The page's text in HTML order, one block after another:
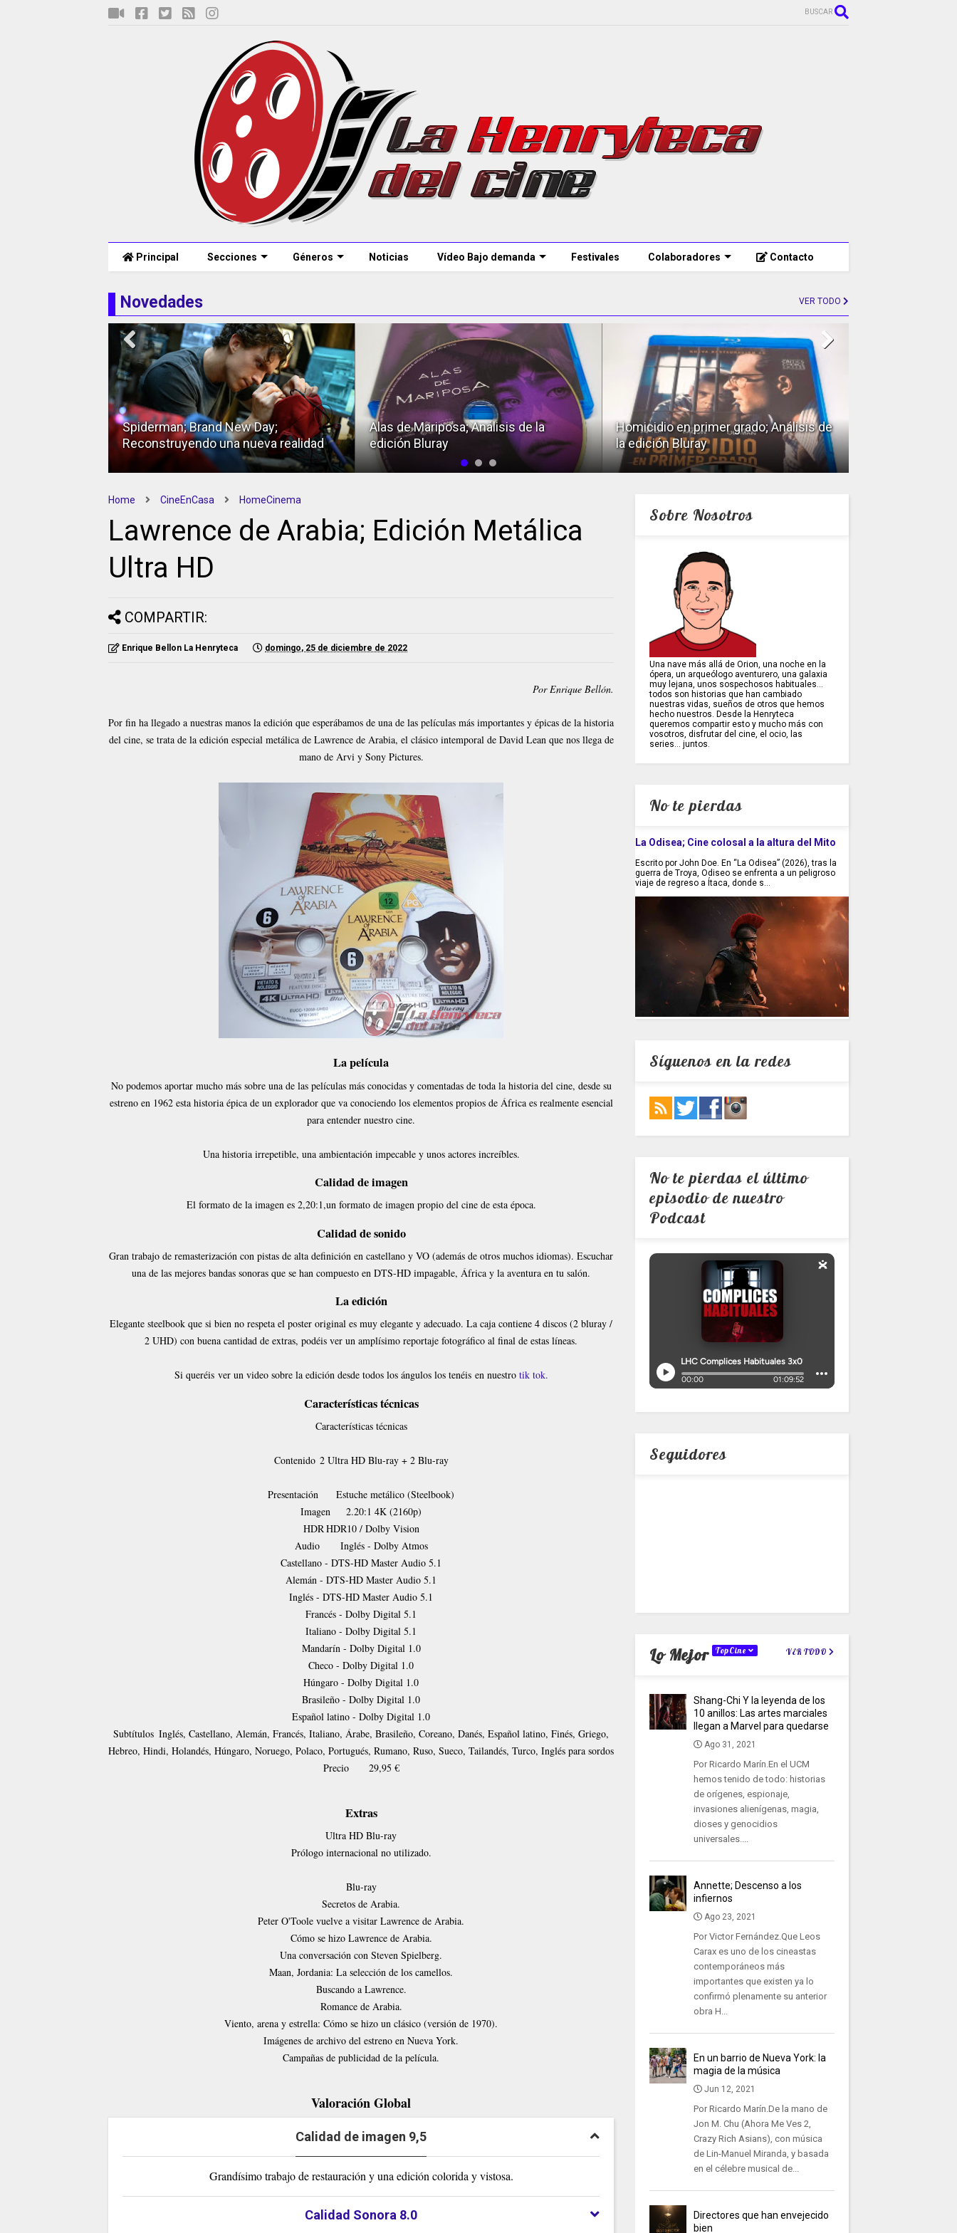
BUSCAR
Principal Secciones Géneros Noticias Vídeo Bajo demanda Festivales Colaboradores Contacto
Novedades VER TODO
Spiderman; Brand New Day;
Reconstruyendo una nueva realidad
Alas de Mariposa; Análisis de la
edición Bluray
Homicidio en primer grado; Análisis de
la edición Bluray
Home CineEnCasa HomeCinema
Lawrence de Arabia; Edición Metálica
Ultra HD
COMPARTIR:
Enrique Bellon La Henryteca domingo, 25 de diciembre de 2022
Por Enrique Bellón.
Por fin ha llegado a nuestras manos la edición que esperábamos de una de las películas más importantes y épicas de la historia
del cine, se trata de la edición especial metálica de Lawrence de Arabia, el clásico intemporal de David Lean que nos llega de
mano de Arvi y Sony Pictures.
La película
No podemos aportar mucho más sobre una de las películas más conocidas y comentadas de toda la historia del cine, desde su
estreno en 1962 esta historia épica de un explorador que va conociendo los elementos propios de África es realmente esencial
para entender nuestro cine.
Una historia irrepetible, una ambientación impecable y unos actores increíbles.
Calidad de imagen
El formato de la imagen es 2,20:1,un formato de imagen propio del cine de esta época.
Calidad de sonido
Gran trabajo de remasterización con pistas de alta definición en castellano y VO (además de otros muchos idiomas). Escuchar
una de las mejores bandas sonoras que se han compuesto en DTS-HD impagable, África y la aventura en tu salón.
La edición
Elegante steelbook que si bien no respeta el poster original es muy elegante y adecuado. La caja contiene 4 discos (2 bluray /
2 UHD) con buena cantidad de extras, podéis ver un amplísimo reportaje fotográfico al final de estas líneas.
Si queréis ver un video sobre la edición desde todos los ángulos los tenéis en nuestro tik tok.
Características técnicas
Características técnicas
Contenido 2 Ultra HD Blu-ray + 2 Blu-ray
Presentación
Estuche metálico (Steelbook)
Imagen
2.20:1 4K (2160p)
HDRHDR10 / Dolby Vision
Audio
Inglés - Dolby Atmos
Castellano - DTS-HD Master Audio 5.1
Alemán - DTS-HD Master Audio 5.1
Inglés - DTS-HD Master Audio 5.1
Francés - Dolby Digital 5.1
Italiano - Dolby Digital 5.1
Mandarín - Dolby Digital 1.0
Checo - Dolby Digital 1.0
Húngaro - Dolby Digital 1.0
Brasileño - Dolby Digital 1.0
Español latino - Dolby Digital 1.0
Subtítulos Inglés, Castellano, Alemán, Francés, Italiano, Árabe, Brasileño, Coreano, Danés, Español latino, Finés, Griego,
Hebreo, Hindi, Holandés, Húngaro, Noruego, Polaco, Portugués, Rumano, Ruso, Sueco, Tailandés, Turco, Inglés para sordos
Precio
29,95 €
Extras
Ultra HD Blu-ray
Prólogo internacional no utilizado.
Blu-ray
Secretos de Arabia.
Peter O'Toole vuelve a visitar Lawrence de Arabia.
Cómo se hizo Lawrence de Arabia.
Una conversación con Steven Spielberg.
Maan, Jordania: La selección de los camellos.
Buscando a Lawrence.
Romance de Arabia.
Viento, arena y estrella: Cómo se hizo un clásico (versión de 1970).
Imágenes de archivo del estreno en Nueva York.
Campañas de publicidad de la película.
Valoración Global
Calidad de imagen 9,5
Grandísimo trabajo de restauración y una edición colorida y vistosa.
Calidad Sonora 8.0
Sobre Nosotros
Una nave más allá de Orion, una noche en la
ópera, un arqueólogo aventurero, una galaxia
muy lejana, unos sospechosos habituales...
todos son historias que han cambiado
nuestras vidas, sueños de otros que hemos
hecho nuestros. Desde la Henryteca
queremos compartir esto y mucho más con
vosotros, disfrutar del cine, el ocio, las
series... juntos.
No te pierdas
La Odisea; Cine colosal a la altura del Mito
Escrito por John Doe. En “La Odisea” (2026), tras la
guerra de Troya, Odiseo se enfrenta a un peligroso
viaje de regreso a Ítaca, donde s...
Síguenos en la redes
No te pierdas el último
episodio de nuestro
Podcast
Seguidores
Lo Mejor TopCine VER TODO
Shang-Chi Y la leyenda de los
10 anillos: Las artes marciales
llegan a Marvel para quedarse
Ago 31, 2021
Por Ricardo Marín.En el UCM
hemos tenido de todo: historias
de orígenes, espionaje,
invasiones alienígenas, magia,
dioses y genocidios
universales....
Annette; Descenso a los
infiernos
Ago 23, 2021
Por Victor Fernández.Que Leos
Carax es uno de los cineastas
contemporáneos más
importantes que existen ya lo
confirmó plenamente su anterior
obra H...
En un barrio de Nueva York: la
magia de la música
Jun 12, 2021
Por Ricardo Marín.De la mano de
Jon M. Chu (Ahora Me Ves 2,
Crazy Rich Asians), con música
de Lin-Manuel Miranda, y basada
en el célebre musical de...
Directores que han envejecido
bien